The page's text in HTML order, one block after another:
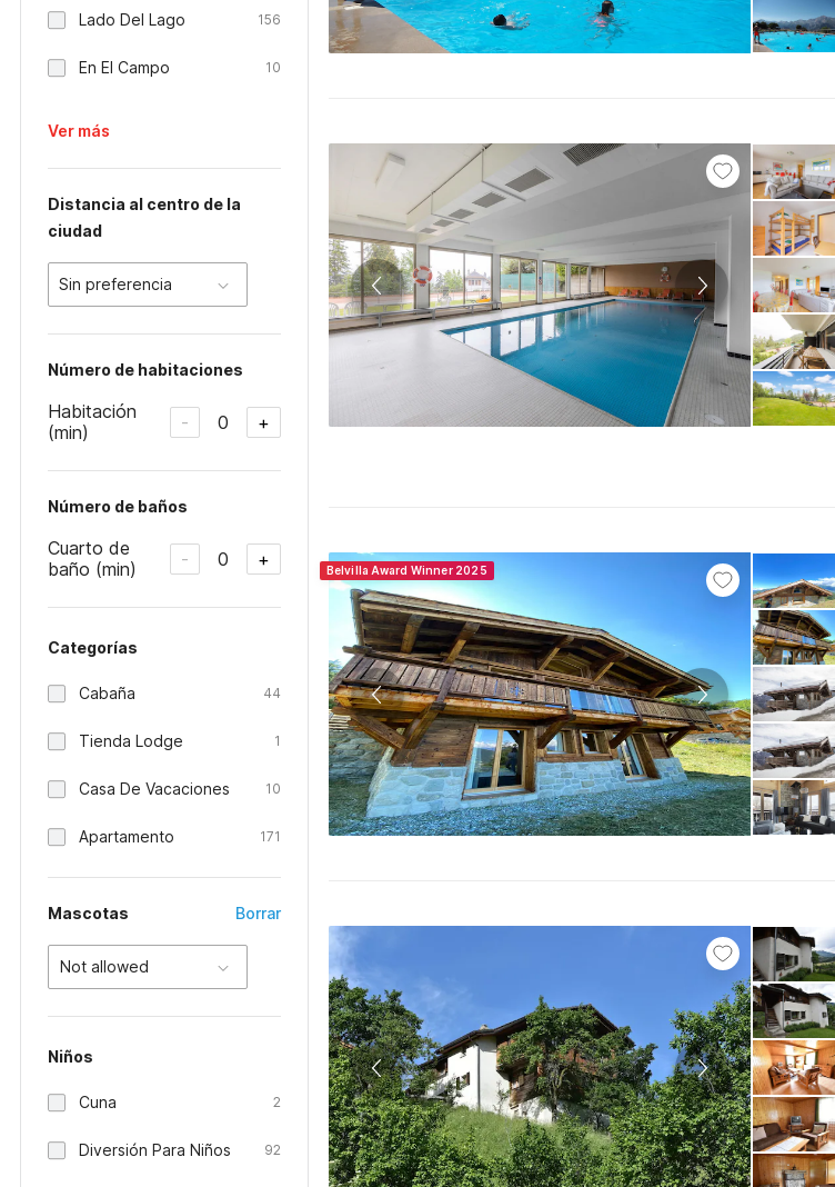
Lado Del Lago 156
En El Campo 10
Ver más
Distancia al centro de la
ciudad
Sin preferencia
Número de habitaciones
Habitación
(min)
- 0 +
Número de baños
Cuarto de
baño (min)
- 0 +
Categorías
Cabaña 44
Tienda Lodge 1
Casa De Vacaciones 10
Apartamento 171
Mascotas Borrar
Not allowed
Niños
Cuna 2
Diversión Para Niños 92
Belvilla Award Winner 2025